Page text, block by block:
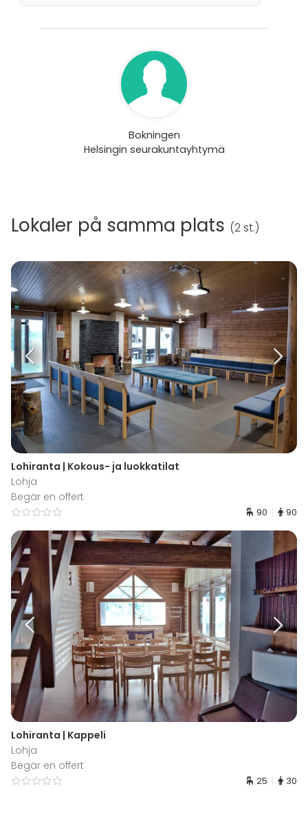
Bokningen
Helsingin seurakuntayhtymä
Lokaler på samma plats (2 st.)
Lohiranta | Kokous- ja luokkatilat
Lohja
Begär en offert
90 90
Lohiranta | Kappeli
Lohja
Begär en offert
25 30